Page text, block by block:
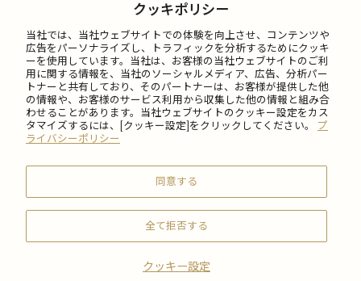
クッキポリシー
当社では、当社ウェブサイトでの体験を向上させ、コンテンツや
広告をパーソナライズし、トラフィックを分析するためにクッキ
ーを使用しています。当社は、お客様の当社ウェブサイトのご利
用に関する情報を、当社のソーシャルメディア、広告、分析パー
トナーと共有しており、そのパートナーは、お客様が提供した他
の情報や、お客様のサービス利用から収集した他の情報と組み合
わせることがあります。当社ウェブサイトのクッキー設定をカス
タマイズするには、[クッキー設定]をクリックしてください。 プ
ライバシーポリシー
クッキー設定
同意する
全て拒否する
FAQ
ご利用について
会社情報